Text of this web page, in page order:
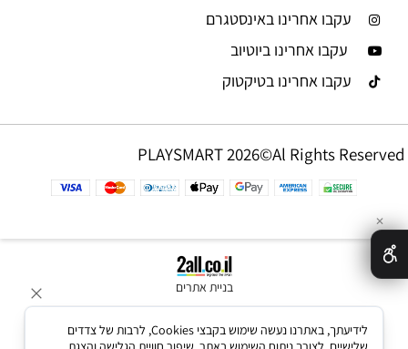
עקבו אחרינו באינסטגרם
עקבו אחרינו ביוטיוב
עקבו אחרינו בטיקטוק
PLAYSMART 2026©Al Rights Reserved
בניית אתרים
✕
לידיעתך, באתרנו נעשה שימוש בקבצי Cookies, לרבות של צדדים